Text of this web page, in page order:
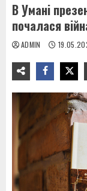
В Умані
почалася
ADMIN